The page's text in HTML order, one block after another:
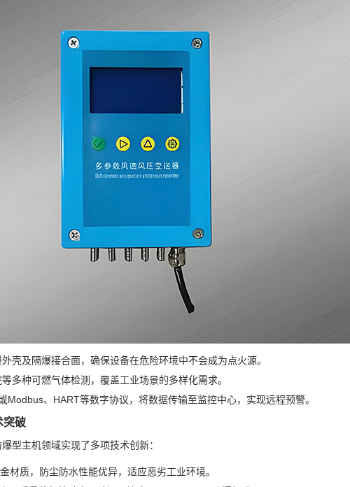
壳及隔爆接合面，确保设备在危险环境中不会成为点火源。
多种可燃气体检测，覆盖工业场景的多样化需求。
Modbus、HART等数字协议，将数据传输至监控中心，实现远程预警。
突破
型主机领域实现了多项技术创新：
材质，防尘防水性能优异，适应恶劣工业环境。